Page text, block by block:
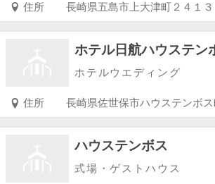
住所 長崎県五島市上大津町２４１３
ホテル日航ハウステン
ホテルウエディング
住所 長崎県佐世保市ハウステンボ
ハウステンボス
式場・ゲストハウス